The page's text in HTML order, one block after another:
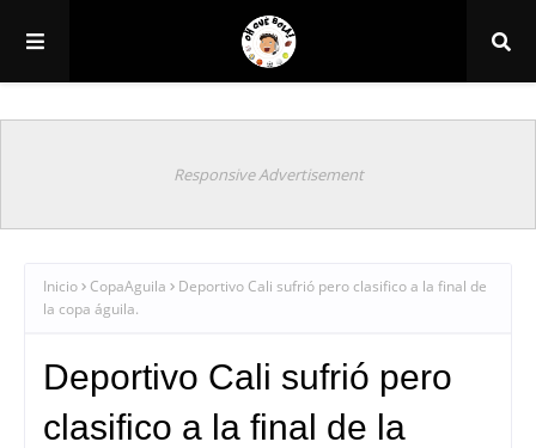
Responsive Advertisement
Inicio CopaAguila
Deportivo Cali sufrió pero clasifico a la final de
la copa águila.
Deportivo Cali sufrió pero
clasifico a la final de la